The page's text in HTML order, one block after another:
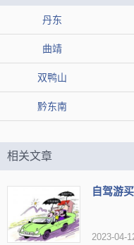
【简介】无锡南禅寺，位
【地址】无锡市梁溪区向
城市地标
《武媚娘传奇》取景地
可赏夜景 绿植繁茂
丹东
曲靖
双鸭山
黔东南
相关文章
自驾游
2023-04-